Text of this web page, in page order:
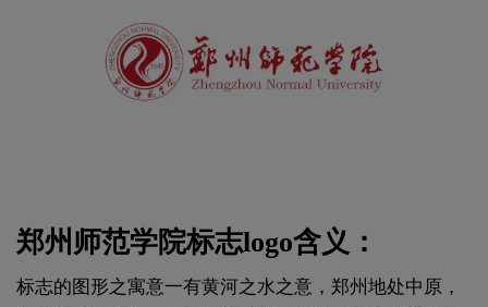
郑州师范学院标志logo含义：
标志的图形之寓意一有黄河之水之意，郑州地处中原，